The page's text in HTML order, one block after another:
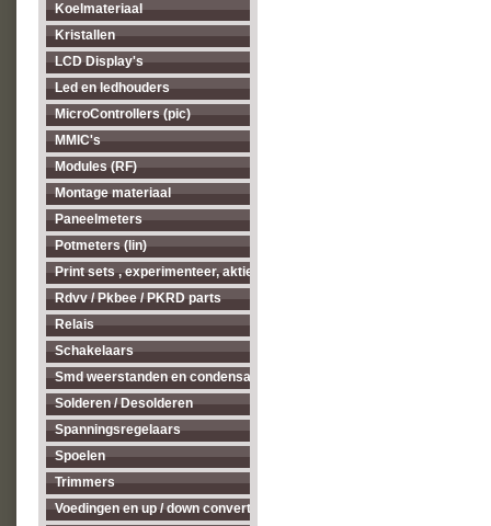
Koelmateriaal
Kristallen
LCD Display's
Led en ledhouders
MicroControllers (pic)
MMIC's
Modules (RF)
Montage materiaal
Paneelmeters
Potmeters (lin)
Print sets , experimenteer, aktieve antenne's enz...
Rdvv / Pkbee / PKRD parts
Relais
Schakelaars
Smd weerstanden en condensatoren
Solderen / Desolderen
Spanningsregelaars
Spoelen
Trimmers
Voedingen en up / down converters